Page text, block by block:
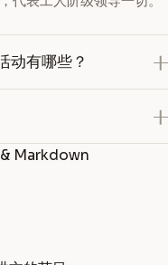
动有哪些？
Markdown